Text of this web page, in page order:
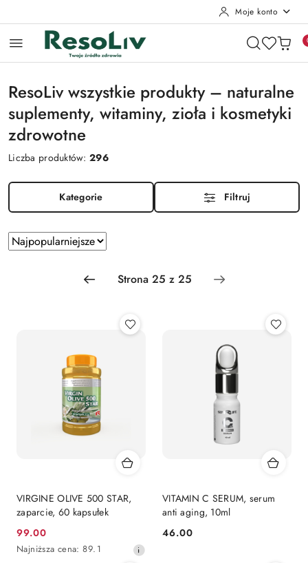
Moje konto
ResoLiv wszystkie produkty – naturalne
suplementy, witaminy, zioła i kosmetyki
zdrowotne
Liczba produktów:296
Kategorie Filtruj
Zastosowano
sortowanie:
Najpopularniejsze.
Sortuj
według
VIRGINE OLIVE 500 STAR,
zaparcie, 60 kapsułek
Cena
promocyjna:
99.00
Najniższa
Najniższa cena: 89.1
VITAMIN C SERUM, serum
anti aging, 10ml
Cena:
46.00